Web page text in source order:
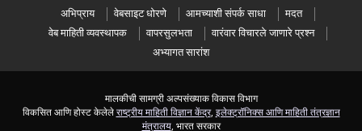
अभिप्राय वेबसाइट धोरणे आमच्याशी संपर्क साधा
मदत
वेब माहिती व्यवस्थापक
वापरसुलभता
वारंवार विचारले जाणारे प्रश्न
अभ्यागत सारांश
मालकीची सामग्री अल्पसंख्याक विकास विभाग
विकसित आणि होस्ट केलेलेराष्ट्रीय माहिती विज्ञान केंद्र, इलेक्ट्रॉनिक्स आणि माहिती तंत्रज्ञान
मंत्रालय, भारत सरकार